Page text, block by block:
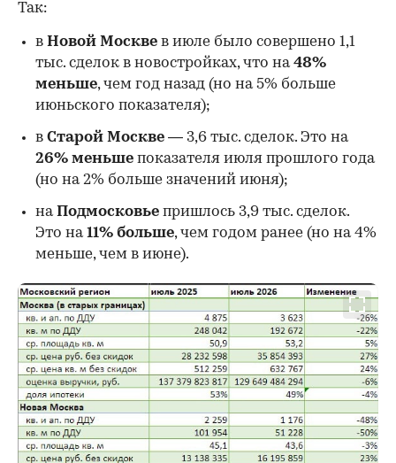
00:00 / 00:00
Так:
в Новой Москве в июле было совершено 1,1
тыс. сделок в новостройках, что на48%
меньше, чем год назад (но на 5% больше
июньского показателя);
в Старой Москве — 3,6 тыс. сделок. Это на
26% меньше показателя июля прошлого года
(но на 2% больше значений июня);
наПодмосковье пришлось 3,9 тыс. сделок.
Это на11% больше, чем годом ранее (но на 4%
меньше, чем в июне).